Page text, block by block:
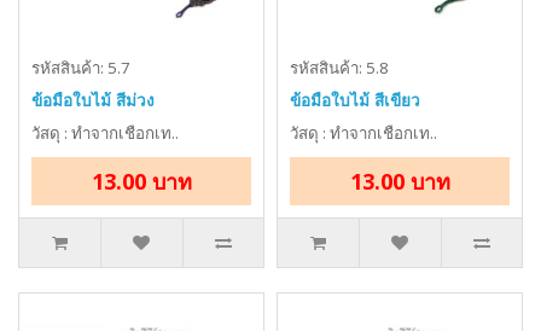
รหัสสินค้า: 5.7
ข้อมือใบไม้ สีม่วง
วัสดุ : ทำจากเชือกเท..
13.00 บาท
รหัสสินค้า: 5.8
ข้อมือใบไม้ สีเขียว
วัสดุ : ทำจากเชือกเท..
13.00 บาท